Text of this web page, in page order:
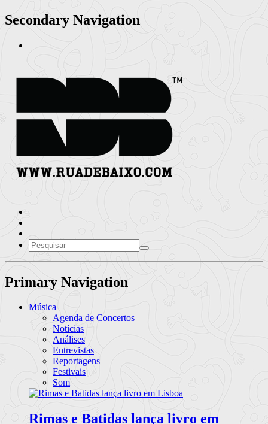
Secondary Navigation
Primary Navigation
Música
Agenda de Concertos
Notícias
Análises
Entrevistas
Reportagens
Festivais
Som
Rimas e Batidas lança livro em